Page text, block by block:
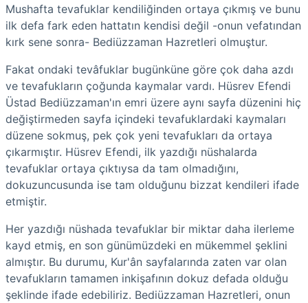
Mushafta tevafuklar kendiliğinden ortaya çıkmış ve bunu
ilk defa fark eden hattatın kendisi değil -onun vefatından
kırk sene sonra- Bediüzzaman Hazretleri olmuştur.
Fakat ondaki tevâfuklar bugünküne göre çok daha azdı
ve tevafukların çoğunda kaymalar vardı. Hüsrev Efendi
Üstad Bediüzzaman'ın emri üzere aynı sayfa düzenini hiç
değiştirmeden sayfa içindeki tevafuklardaki kaymaları
düzene sokmuş, pek çok yeni tevafukları da ortaya
çıkarmıştır. Hüsrev Efendi, ilk yazdığı nüshalarda
tevafuklar ortaya çıktıysa da tam olmadığını,
dokuzuncusunda ise tam olduğunu bizzat kendileri ifade
etmiştir.
Her yazdığı nüshada tevafuklar bir miktar daha ilerleme
kayd etmiş, en son günümüzdeki en mükemmel şeklini
almıştır. Bu durumu, Kur'ân sayfalarında zaten var olan
tevafukların tamamen inkişafının dokuz defada olduğu
şeklinde ifade edebiliriz. Bediüzzaman Hazretleri, onun